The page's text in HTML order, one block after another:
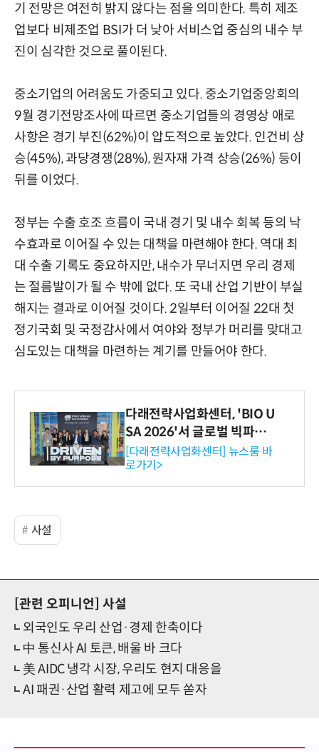
기 전망은 여전히 밝지 않다는 점을 의미한다. 특히 제조
업보다 비제조업 BSI가 더 낮아 서비스업 중심의 내수 부
진이 심각한 것으로 풀이된다.
중소기업의 어려움도 가중되고 있다. 중소기업중앙회의
9월 경기전망조사에 따르면 중소기업들의 경영상 애로
사항은 경기 부진(62%)이 압도적으로 높았다. 인건비 상
승(45%), 과당경쟁(28%), 원자재 가격 상승(26%) 등이
뒤를 이었다.
정부는 수출 호조 흐름이 국내 경기 및 내수 회복 등의 낙
수효과로 이어질 수 있는 대책을 마련해야 한다. 역대 최
대 수출 기록도 중요하지만, 내수가 무너지면 우리 경제
는 절름발이가 될 수 밖에 없다. 또 국내 산업 기반이 부실
해지는 결과로 이어질 것이다. 2일부터 이어질 22대 첫
정기국회 및 국정감사에서 여야와 정부가 머리를 맞대고
심도있는 대책을 마련하는 계기를 만들어야 한다.
다래전략사업화센터, 'BIO U
SA 2026'서 글로벌 빅파마
와의 비즈니스 미팅 지원…K
-바이오 해외 진출 교두보 확
보
[다래전략사업화센터] 뉴스룸 바
로가기>
사설
[관련 오피니언] 사설
외국인도 우리 산업·경제 한축이다
中 통신사 AI 토큰, 배울 바 크다
美 AIDC 냉각 시장, 우리도 현지 대응을
AI 패권·산업 활력 제고에 모두 쏟자